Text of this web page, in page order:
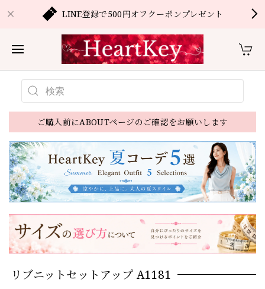
LINE登録で500円オフクーポンプレゼント
ご購入前にABOUTページのご確認をお願いします
リブニットセットアップ A1181